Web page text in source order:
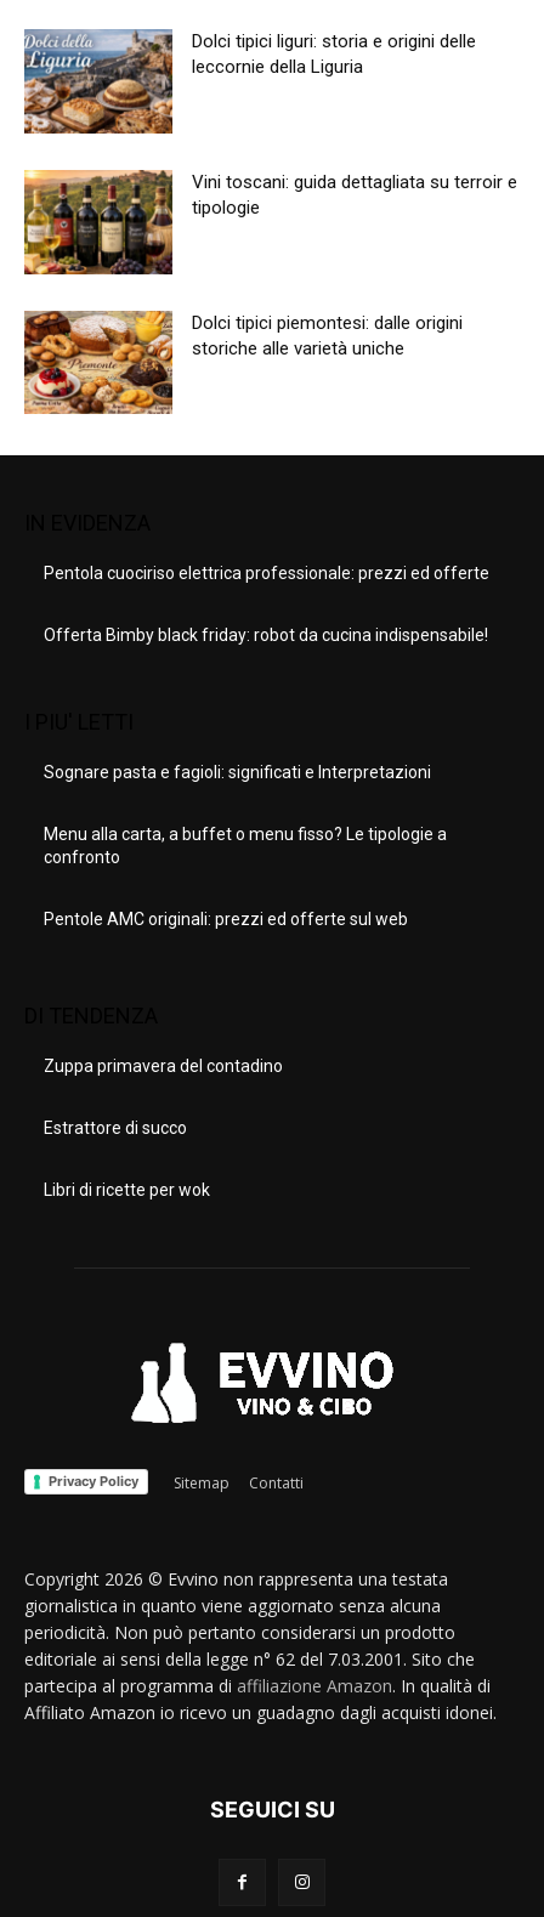
Dolci tipici liguri: storia e origini delle
leccornie della Liguria
Vini toscani: guida dettagliata su terroir e
tipologie
Dolci tipici piemontesi: dalle origini
storiche alle varietà uniche
Pentola cuociriso elettrica professionale: prezzi ed offerte
Offerta Bimby black friday: robot da cucina indispensabile!
Sognare pasta e fagioli: significati e Interpretazioni
Menu alla carta, a buffet o menu fisso? Le tipologie a
confronto
Pentole AMC originali: prezzi ed offerte sul web
Zuppa primavera del contadino
Estrattore di succo
Libri di ricette per wok
Privacy Policy Sitemap Contatti
Copyright 2026 © Evvino non rappresenta una testata
giornalistica in quanto viene aggiornato senza alcuna
periodicità. Non può pertanto considerarsi un prodotto
editoriale ai sensi della legge n° 62 del 7.03.2001. Sito che
partecipa al programma di affiliazione Amazon. In qualità di
Affiliato Amazon io ricevo un guadagno dagli acquisti idonei.
SEGUICI SU